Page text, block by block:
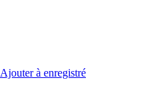
Ajouter à enregistré